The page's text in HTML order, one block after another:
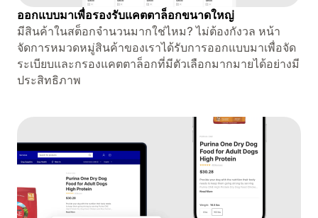
ออกแบบมาเพื่อรองรับแคตตาล็อกขนาดใหญ่
มีสินค้าในสต็อกจำนวนมากใช่ไหม? ไม่ต้องกังวล หน้า
จัดการหมวดหมู่สินค้าของเราได้รับการออกแบบมาเพื่อจัด
ระเบียบและกรองแคตตาล็อกที่มีตัวเลือกมากมายได้อย่างมี
ประสิทธิภาพ